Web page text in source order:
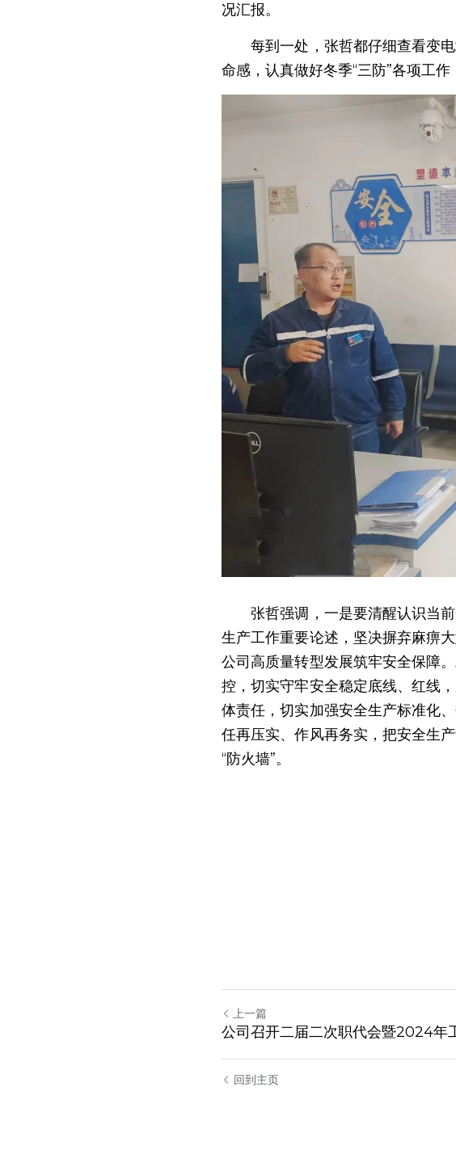
况汇报。
每到一处，张哲都仔细查看变电
命感，认真做好冬季“三防”各项工
张哲强调，一是要清醒认识当前
生产工作重要论述，坚决摒弃麻痹
公司高质量转型发展筑牢安全保障
控，切实守牢安全稳定底线、红线
体责任，切实加强安全生产标准化
任再压实、作风再务实，把安全生
“防火墙”。
上一篇
公司召开二届二次职代会暨2024年
回到主页